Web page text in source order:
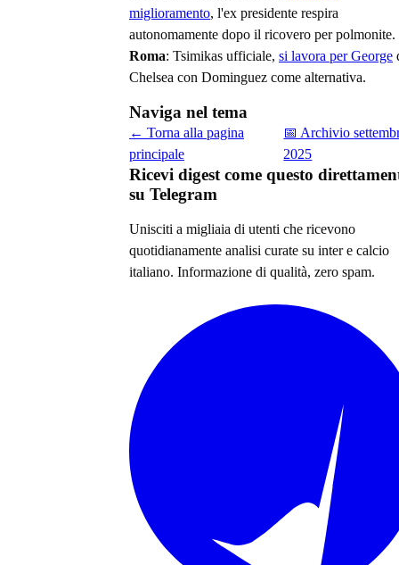
miglioramento, l'ex presidente respira
autonomamente dopo il ricovero per polmonite.
Roma: Tsimikas ufficiale, si lavora per George
Chelsea con Dominguez come alternativa.
Naviga nel tema
← Torna alla pagina
principale
📅 Archivio
2025
Ricevi digest come questo
su Telegram
Unisciti a migliaia di utenti che ricevono
quotidianamente analisi curate su inter e calcio
italiano. Informazione di qualità, zero spam.